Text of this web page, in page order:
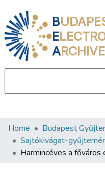
B
E
ARCHIVE
Communities &
All of DSpace
Home Budapest
Sajtókivágat-